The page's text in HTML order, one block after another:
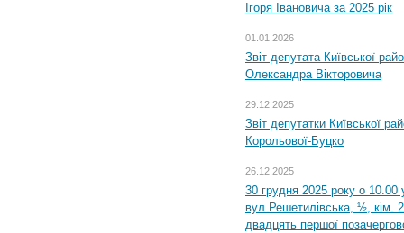
Ігоря Івановича за 2025 рік
01.01.2026
Звіт депутата Київської
Олександра Вікторовича
29.12.2025
Звіт депутатки Київської
Корольової-Буцко
26.12.2025
30 грудня 2025 року о 10.00
вул.Решетилівська, ½, кім.
двадцять першої